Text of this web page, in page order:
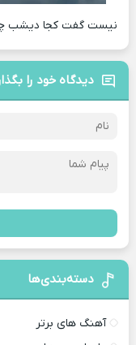
نیست گفت کجا دیشب
دیدگاه خود را
دسته‌بندی‌ها
آهنگ های برتر